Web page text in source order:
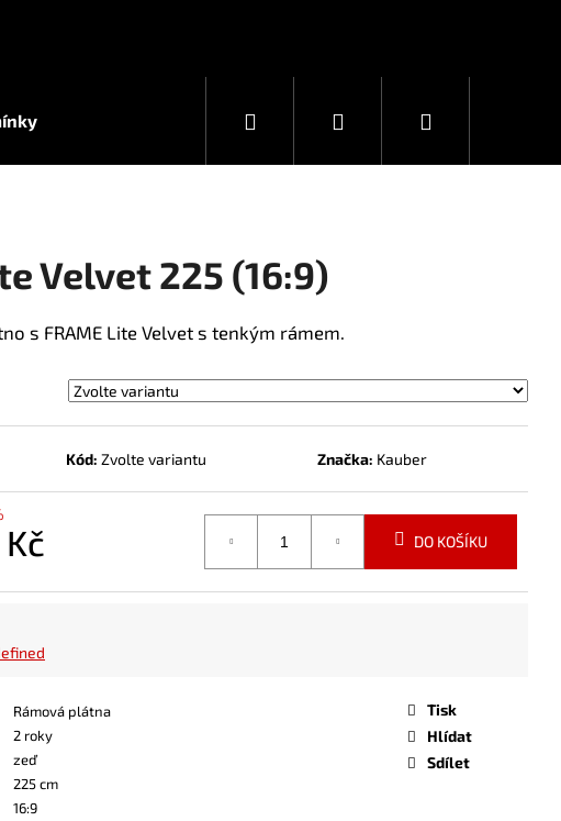
Hledat PřihlášeníNákupní
Velvet 225 (16:9)
s FRAME Lite Velvet s tenkým rámem.
Kód: Zvolte variantu Značka: Kauber
DO KOŠÍKU
Rámová plátna
2 roky
zeď
225 cm
16:9
Tisk
Hlídat
Sdílet